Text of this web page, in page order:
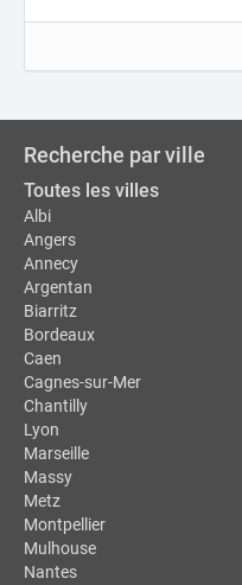
Recherche par ville
Toutes les villes
Albi
Angers
Annecy
Argentan
Biarritz
Bordeaux
Caen
Cagnes-sur-Mer
Chantilly
Lyon
Marseille
Massy
Metz
Montpellier
Mulhouse
Nantes